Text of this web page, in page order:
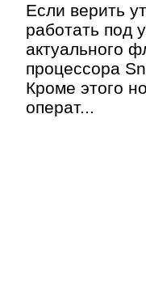
Если верить
работать под
актуального
процессора
Кроме этого
операт...